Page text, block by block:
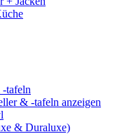
tafeln
& -tafeln anzeigen
& Duraluxe)